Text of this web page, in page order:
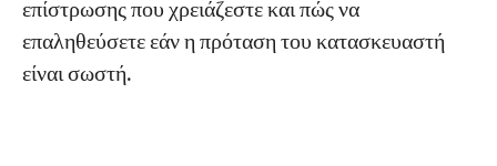
Βήμα 3: Πάχος ξηρής μεμβράνης (DFT)
Βήμα 4: Ανίχνευση ηλεκτρικού σπινθήρα
επίστρωσης που χρειάζεστε και πώς να
επαληθεύσετε εάν η πρόταση του κατασκευαστή
είναι σωστή.